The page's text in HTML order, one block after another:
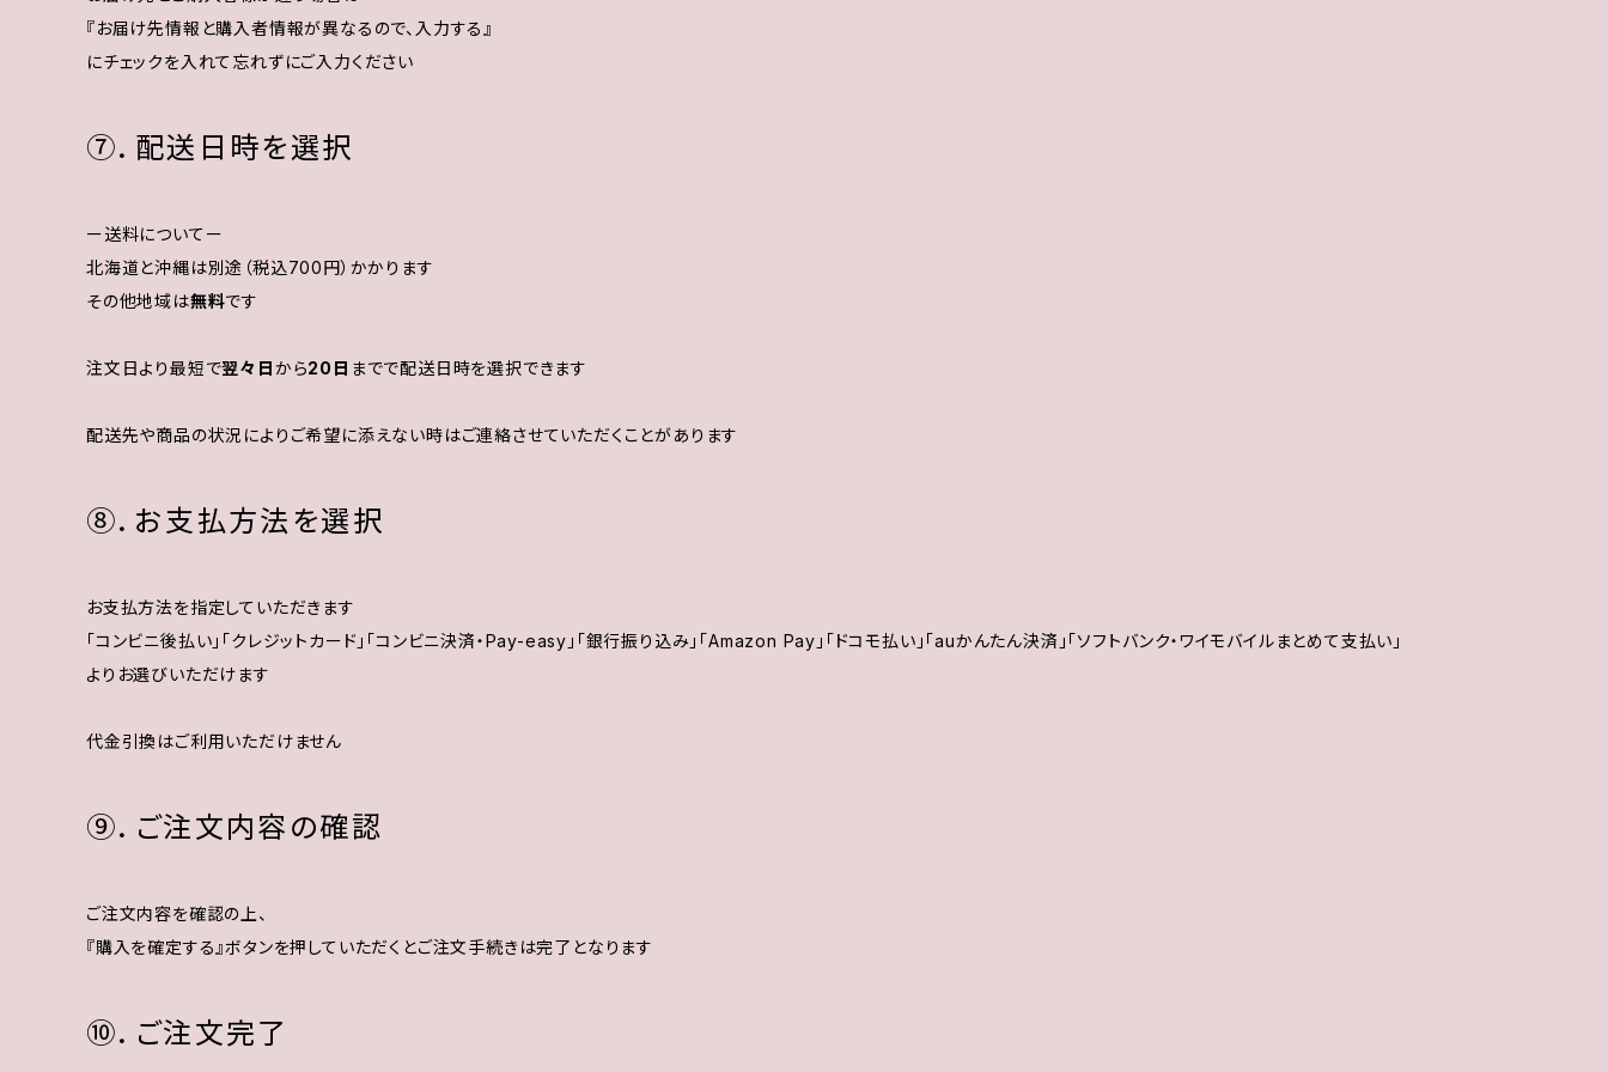
『お届け先情報と購入者情報が異なるので、入力する』
にチェックを入れて忘れずにご入力ください
⑦．配送日時を選択
ー送料についてー
北海道と沖縄は別途（税込700円）かかります
その他地域は無料です
注文日より最短で翌々日から20日 までで配送日時を選択できます
配送先や商品の状況によりご希望に添えない時はご連絡させていただくことがあります
⑧．お支払方法を選択
お支払方法を指定していただきます
「コンビニ後払い」「クレジットカード」「コンビニ決済・Pay-easy」「銀行振り込み」「Amazon Pay」「ドコモ払い」「auかんたん決済」「ソフトバンク・ワイモバイルまとめて支払い」
よりお選びいただけます
代金引換はご利用いただけません
⑨．ご注文内容の確認
ご注文内容を確認の上、
『購入を確定する』ボタンを押していただくとご注文手続きは完了となります
⑩．ご注文完了